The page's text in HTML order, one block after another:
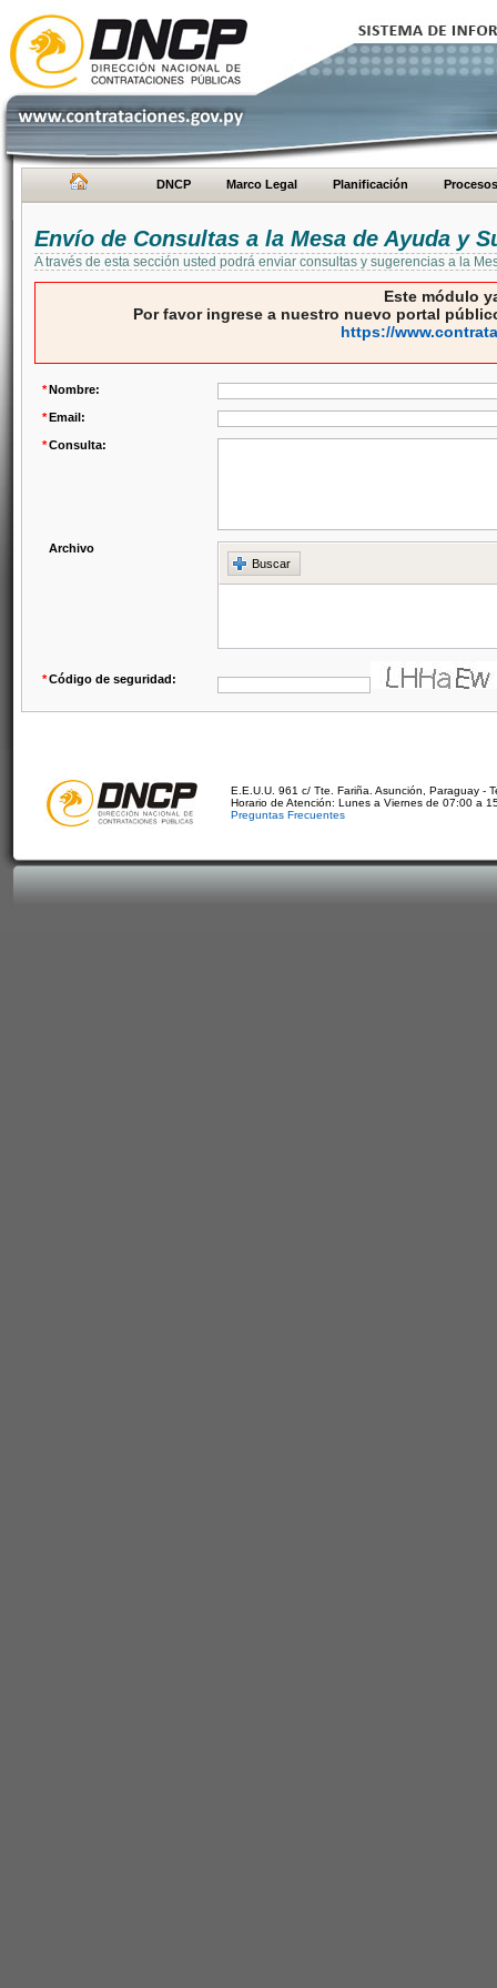
DNCP Marco Legal Planificación Procesos
Envío de Consultas a la Mesa de Ayuda y
A través de esta sección usted podrá enviar consultas y sugerencias a la
Este módulo
Por favor ingrese a nuestro nuevo portal
https://
*Nombre:
*Email:
*Consulta:
Archivo
Buscar
*Código de seguridad:
E.E.U.U. 961 c/ Tte. Fariña. Asunción, Paraguay -
Horario de Atención: Lunes a Viernes de 07:00 a
Preguntas Frecuentes